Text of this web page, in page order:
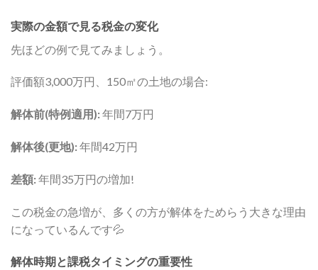
実際の金額で見る税金の変化
先ほどの例で見てみましょう。
評価額3,000万円、150㎡の土地の場合:
解体前(特例適用):年間7万円
解体後(更地):年間42万円
差額:年間35万円の増加!
この税金の急増が、多くの方が解体をためらう大きな理由
になっているんです💦
解体時期と課税タイミングの重要性